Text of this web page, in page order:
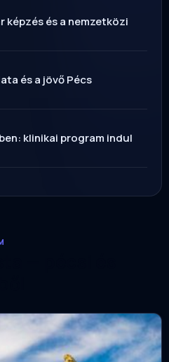
képzés és a nemzetközi
és a jövő Pécs
klinikai program indul